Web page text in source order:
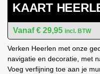
KAART
€ 29,95 incl. BTW
Verken Heerlen met onze
navigatie en decoratie, met
Voeg verfijning toe aan je